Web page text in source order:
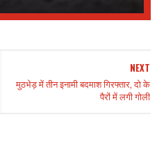
NEXT
मुठभेड़ में तीन इनामी बदमाश गिरफ्तार, दो के
पैरों में लगी गोली